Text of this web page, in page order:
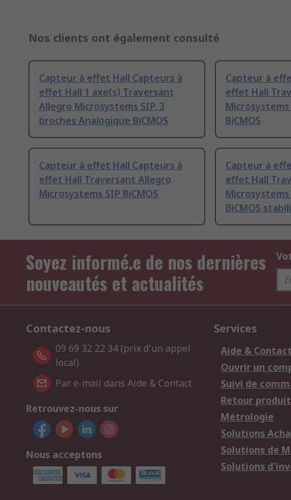
Nos clients ont également consulté
Capteur à effet Hall Capteurs à
effet Hall 1 axe(s) Traversant
Allegro Microsystems SIP, 3
broches Analogique BiCMOS
Capteur à
effet Hall
Microsystems
BiCMOS
Capteur à effet Hall Capteurs à
effet Hall Traversant Allegro
Microsystems SIP BiCMOS
Capteur à
effet Hall
Microsystems
BiCMOS
Soyez informé.e de nos dernières
nouveautés et actualités
Contactez-nous
09 69 32 22 34 (prix d'un appel
local).
Par e-mail dans Aide & Contact
Retrouvez-nous sur
Nous acceptons
Services
Aide & Contact
Ouvrir un
Suivi de
Retour
Métrologie
Solutions
Solutions de
Solutions